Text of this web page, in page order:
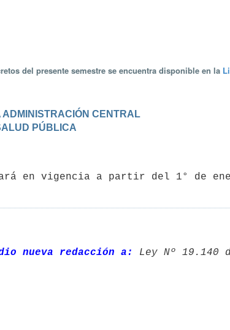
del presente semestre se encuentra disponible en la
ADMINISTRACIÓN CENTRAL
PÚBLICA
nueva redacción a:
Ley Nº 19.140